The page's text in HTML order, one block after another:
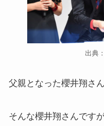
出典：
父親となった櫻井翔さん
そんな櫻井翔さんです